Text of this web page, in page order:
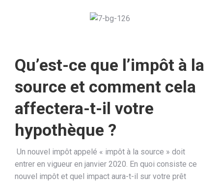
Qu’est-ce que l’impôt à la
source et comment cela
affectera-t-il votre
hypothèque ?
Un nouvel impôt appelé « impôt à la source » doit
entrer en vigueur en janvier 2020. En quoi consiste ce
nouvel impôt et quel impact aura-t-il sur votre prêt